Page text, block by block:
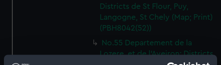
Districts de St Flour, Puy,
Langogne, St Chely (Map; Print)
(PBH8042(52))
No.55 Departement de la
Lozere, et de l'Aveiron: Districts